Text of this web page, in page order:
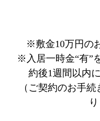
※敷金10万円の
※入居一時金“有”
約後1週間以内
（ご契約のお手